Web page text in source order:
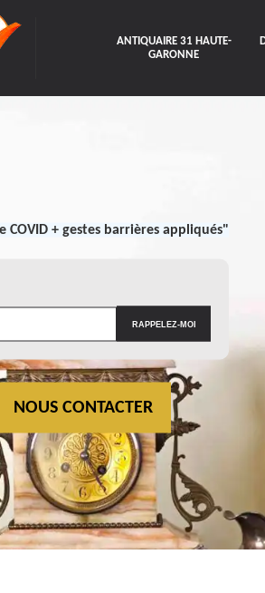
ANTIQUAIRE 31 HAUTE-
GARONNE
+ gestes barrières appliqués"
NOUS CONTACTER